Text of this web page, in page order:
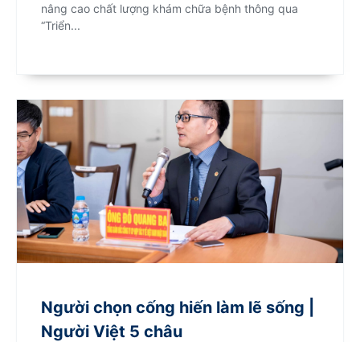
nâng cao chất lượng khám chữa bệnh thông qua
“Triển...
Người chọn cống hiến làm lẽ sống |
Người Việt 5 châu